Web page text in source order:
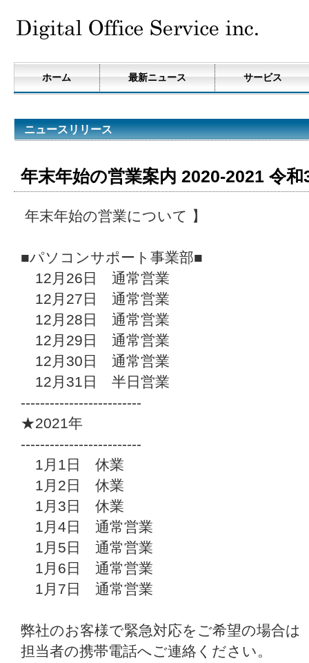
ホーム 最新ニュース サービス
ニュースリリース
年末年始の営業案内 2020-2021 令和
年末年始の営業について 】
■パソコンサポート事業部■
12月26日 通常営業
12月27日 通常営業
12月28日 通常営業
12月29日 通常営業
12月30日 通常営業
12月31日 半日営業
-------------------------
★2021年
-------------------------
1月1日 休業
1月2日 休業
1月3日 休業
1月4日 通常営業
1月5日 通常営業
1月6日 通常営業
1月7日 通常営業
弊社のお客様で緊急対応をご希望の場合は
担当者の携帯電話へご連絡ください。